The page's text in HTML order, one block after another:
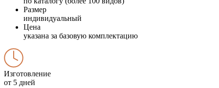
Размер
индивидуальный
Цена
указана за базовую комплектацию
Изготовление
от 5 дней